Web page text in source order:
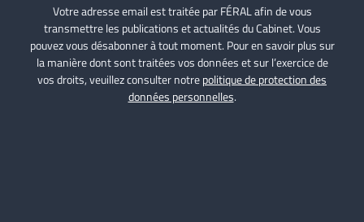
Votre adresse email est traitée par FÉRAL afin de vous
transmettre les publications et actualités du Cabinet. Vous
pouvez vous désabonner à tout moment. Pour en savoir plus sur
la manière dont sont traitées vos données et sur l’exercice de
vos droits, veuillez consulter notrepolitique de protection des
données personnelles.